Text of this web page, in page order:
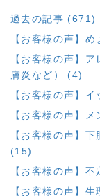
過去の記事 (671)
【お客様の声】
【お客様の声】
膚炎など） (4)
【お客様の声】
【お客様の声】
【お客様の声】
(15)
【お客様の声】
【お客様の声】